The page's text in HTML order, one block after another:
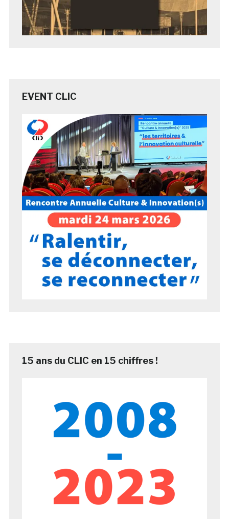
EVENT CLIC
15 ans du CLIC en 15 chiffres !